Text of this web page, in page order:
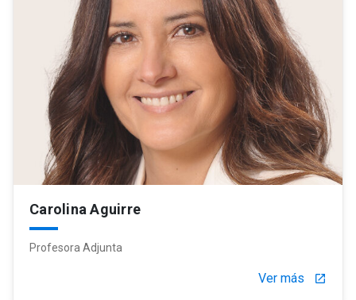
Carolina Aguirre
Profesora Adjunta
Ver más launch